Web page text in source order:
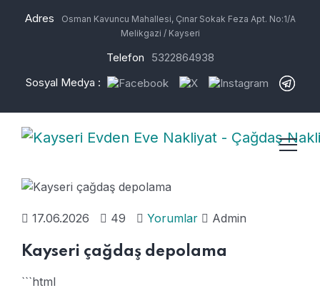
Adres
Osman Kavuncu Mahallesi, Çınar Sokak Feza Apt. No:1/A
Melikgazi / Kayseri
Telefon
5322864938
Sosyal Medya :
17.06.2026 49 Yorumlar Admin
Kayseri çağdaş depolama
```html